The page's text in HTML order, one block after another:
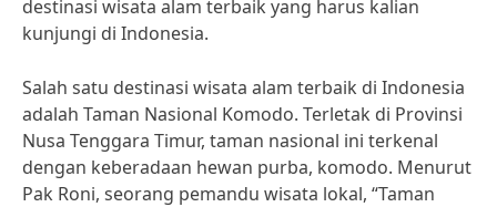
destinasi wisata alam terbaik yang harus kalian
kunjungi di Indonesia.
Salah satu destinasi wisata alam terbaik di Indonesia
adalah Taman Nasional Komodo. Terletak di Provinsi
Nusa Tenggara Timur, taman nasional ini terkenal
dengan keberadaan hewan purba, komodo. Menurut
Pak Roni, seorang pemandu wisata lokal, “Taman